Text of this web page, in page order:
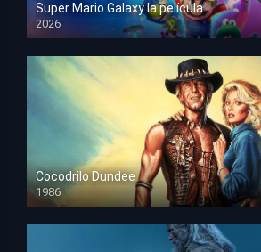
Super Mario Galaxy la película
2026
HD 1080p
Cocodrilo Dundee
1986
HD 1080p